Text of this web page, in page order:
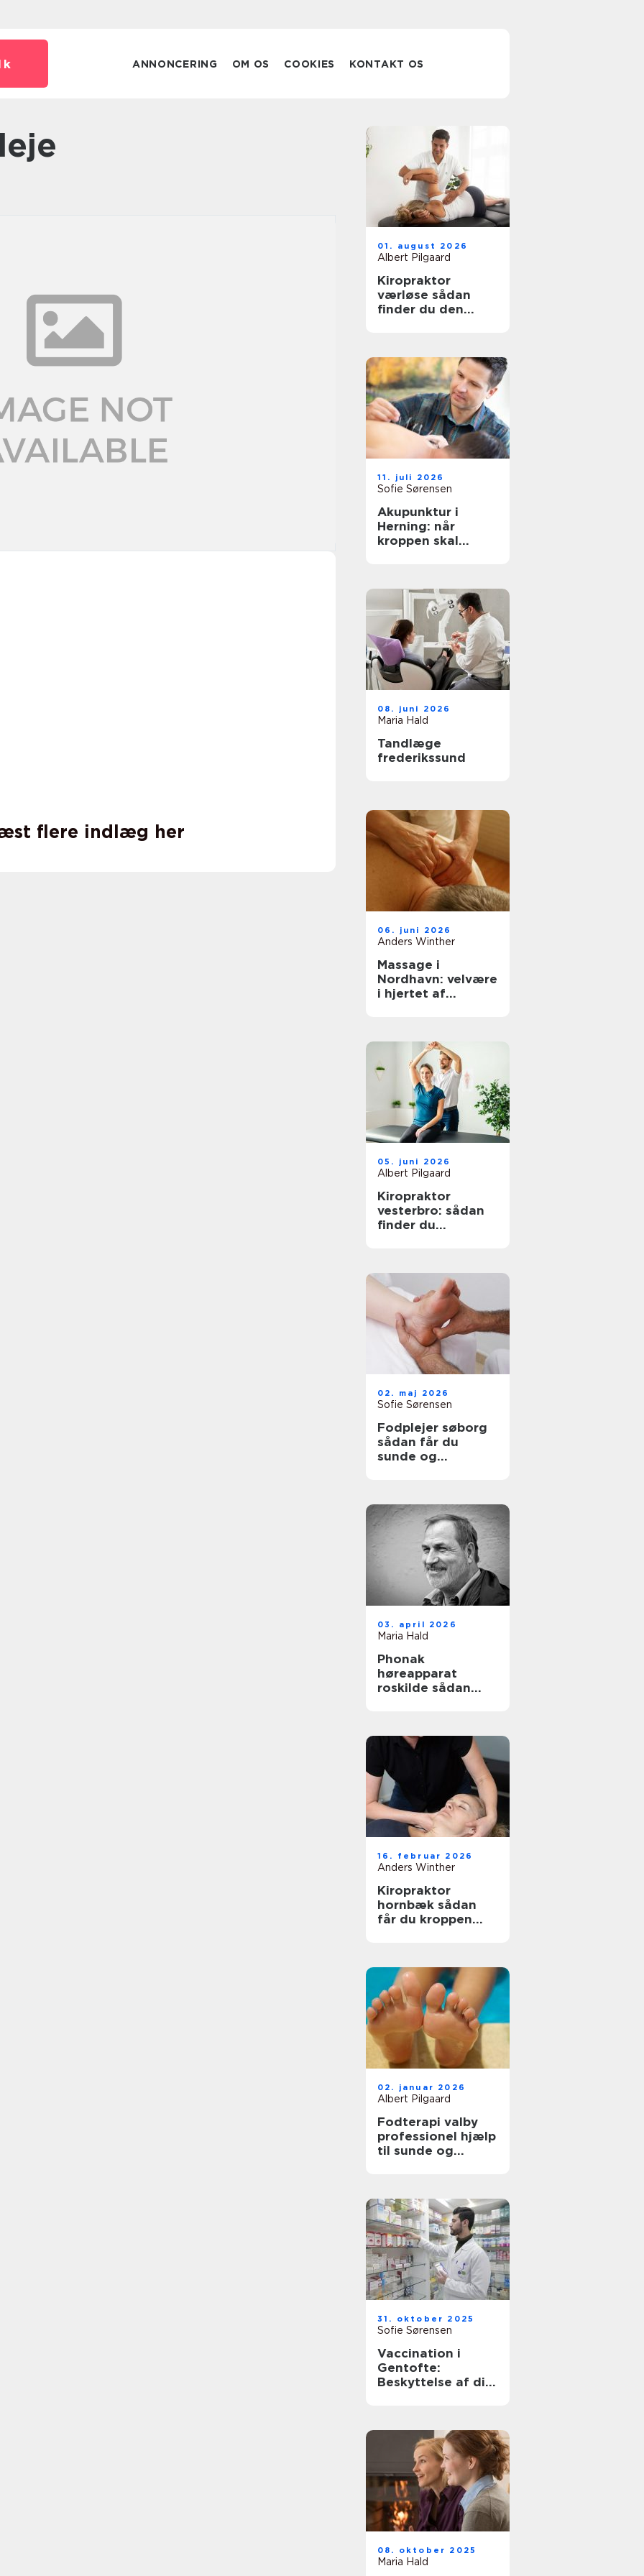
ANNONCERING OM OS COOKIES KONTAKT OS
flere indlæg her
01. august 2026
Albert Pilgaard
Kiropraktor
værløse sådan
finder du den
11. juli 2026
Sofie Sørensen
Akupunktur i
Herning: når
kroppen skal
08. juni 2026
Maria Hald
Tandlæge
frederikssund
06. juni 2026
Anders Winther
Massage i
Nordhavn: velvære
i hjertet af
05. juni 2026
Albert Pilgaard
Kiropraktor
vesterbro: sådan
finder du
02. maj 2026
Sofie Sørensen
Fodplejer søborg
sådan får du
sunde og
03. april 2026
Maria Hald
Phonak
høreapparat
roskilde sådan
16. februar 2026
Anders Winther
Kiropraktor
hornbæk sådan
får du kroppen
02. januar 2026
Albert Pilgaard
Fodterapi valby
professionel hjælp
til sunde og
31. oktober 2025
Sofie Sørensen
Vaccination i
Gentofte:
Beskyttelse af dit
08. oktober 2025
Maria Hald